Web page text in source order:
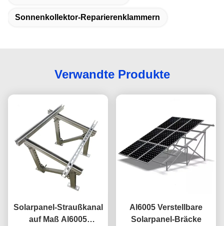
Sonnenkollektor-Reparierenklammern
Verwandte Produkte
Solarpanel-Straußkanal
auf Maß Al6005
Al6005 Verstellbare
Solarpanel-Bräcke